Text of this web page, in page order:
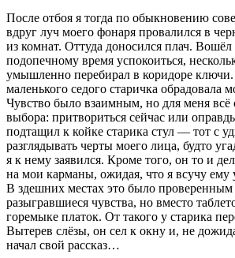
После отбоя я тогда по обыкновению
вдруг луч моего фонаря провалился в
из комнат. Оттуда доносился плач. Вошёл
подопечному время успокоиться,
умышленно перебирал в коридоре ключи.
маленького седого старичка обрадовала
Чувство было взаимным, но для меня всё
выбора: притвориться сейчас или
подтащил к койке старика стул — тот с
разглядывать черты моего лица, будто
я к нему заявился. Кроме того, он то и
на мои карманы, ожидая, что я всучу ему
В здешних местах это было проверенным
разыгравшиеся чувства, но вместо
горемыке платок. От такого у старика
Вытерев слёзы, он сел к окну и, не
начал свой рассказ…